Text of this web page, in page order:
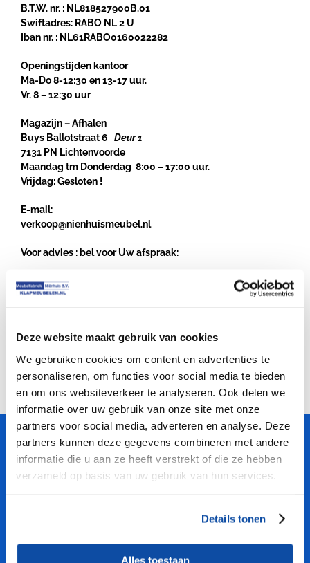
Deze website maakt gebruik van cookies
We gebruiken cookies om content en advertenties te
personaliseren, om functies voor social media te bieden
en om ons websiteverkeer te analyseren. Ook delen we
informatie over uw gebruik van onze site met onze
partners voor social media, adverteren en analyse. Deze
partners kunnen deze gegevens combineren met andere
informatie die u aan ze heeft verstrekt of die ze hebben
verzameld op basis van uw gebruik van hun services.
Details tonen
Alles toestaan
B.T.W. nr. : NL818527900B.01
Swiftadres: RABO NL 2 U
Iban nr. : NL61RABO0160022282
Openingstijden kantoor
Ma-Do 8-12:30 en 13-17 uur.
Vr. 8 – 12:30 uur
Magazijn – Afhalen
Buys Ballotstraat 6 Deur 1
7131 PN Lichtenvoorde
Maandag tm Donderdag 8:00 – 17:00 uur.
Vrijdag: Gesloten !
E-mail:
verkoop@nienhuismeubel.nl
Voor advies : bel voor Uw afspraak:
Telefoon en WhatsApp
+31 (0) 544 – 376945
MeubelfabriekNiënhuis